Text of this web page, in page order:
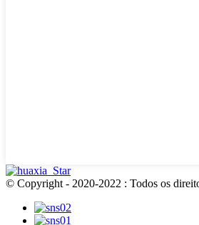
© Copyright - 2020-2022 : Todos os